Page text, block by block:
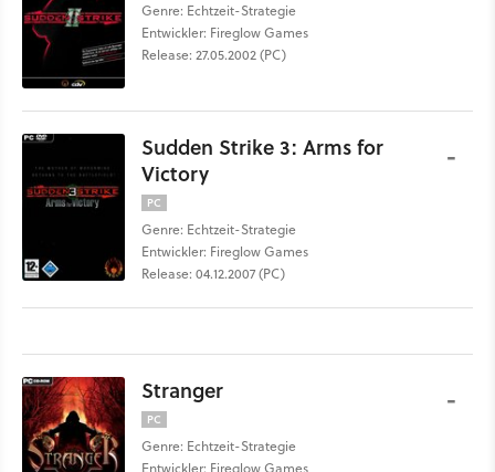
Genre: Echtzeit-Strategie
Entwickler: Fireglow Games
Release: 27.05.2002 (PC)
Sudden Strike 3: Arms for
Victory
PC
Genre: Echtzeit-Strategie
Entwickler: Fireglow Games
Release: 04.12.2007 (PC)
-
Stranger
PC
Genre: Echtzeit-Strategie
Entwickler: Fireglow Games
-